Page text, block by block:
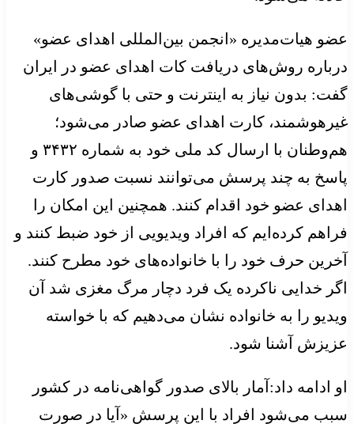
عضو هیات‌مدیره «انجمن بین‌المللی اهدای عضو»
درباره روش‌های دریافت کات اهدای عضو در ایران
گفت: بدون نیاز به اینترنت و حتی با گوشی‌های
غیرهوشمند، کارت اهدای عضو صادر می‌شود؛
هم‌وطنان با ارسال کد ملی خود به شماره ۳۴۳۲ و
پاسخ به چند پرسش می‌توانند نسبت صدور کارت
اهدای عضو خود اقدام کنند. همچنین این امکان را
فراهم کرده‌ایم که افراد ویدیویی از خود ضبط کنند و
آخرین حرف خود را با خانواده‌های خود مطرح کنند.
اگر خدایی ناکرده یک فرد دچار مرگ مغزی شد آن
ویدیو را به خانواده نشان ‌می‌دهیم که با خواسته
عزیزش آشنا شود.
او ادامه داد:آمار بالای صدور گواهی‌نامه در کشور
سبب می‌شود افراد با این پرسش «آیا در صورت